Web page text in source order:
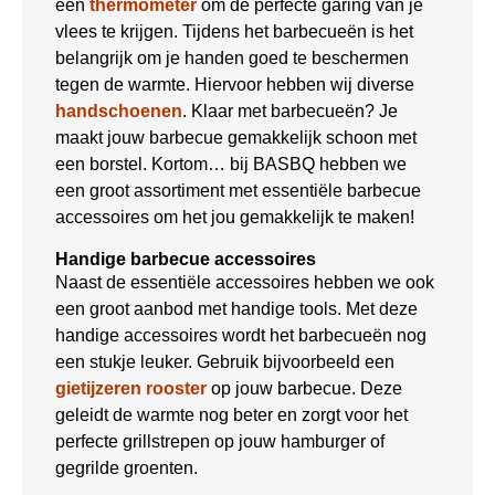
een thermometer om de perfecte garing van je
vlees te krijgen. Tijdens het barbecueën is het
belangrijk om je handen goed te beschermen
tegen de warmte. Hiervoor hebben wij diverse
handschoenen. Klaar met barbecueën? Je
maakt jouw barbecue gemakkelijk schoon met
een borstel. Kortom… bij BASBQ hebben we
een groot assortiment met essentiële barbecue
accessoires om het jou gemakkelijk te maken!
Handige barbecue accessoires
Naast de essentiële accessoires hebben we ook
een groot aanbod met handige tools. Met deze
handige accessoires wordt het barbecueën nog
een stukje leuker. Gebruik bijvoorbeeld een
gietijzeren rooster op jouw barbecue. Deze
geleidt de warmte nog beter en zorgt voor het
perfecte grillstrepen op jouw hamburger of
gegrilde groenten.